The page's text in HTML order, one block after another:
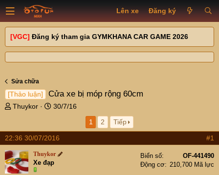
Lên xe Đăng ký
[VGC] Đăng ký tham gia GYMKHANA CAR GAME 2026
Sửa chữa
[Thảo luận] Cửa xe bị móp rộng 60cm
T
e
a
d
s
t
Thuykor
N
y
g
ử
i
30/7/16
1
2 Tiếp
22:36 30/07/2016 #1
Thuykor
Xe đạp
Biển số
OF-441490
Động cơ
210,700 Mã lực